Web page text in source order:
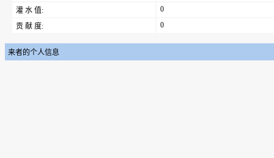
灌 水 值:
0
贡 献 度:
0
来者的个人信息